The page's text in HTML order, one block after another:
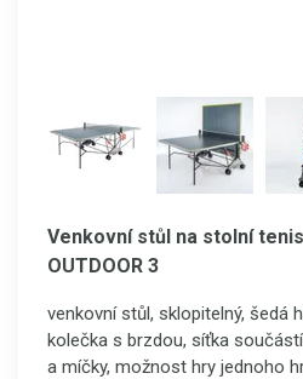
Venkovní stůl na stolní tenis
OUTDOOR 3
venkovní stůl, sklopitelný, šedá
kolečka s brzdou, síťka
a míčky, možnost hry jednoho